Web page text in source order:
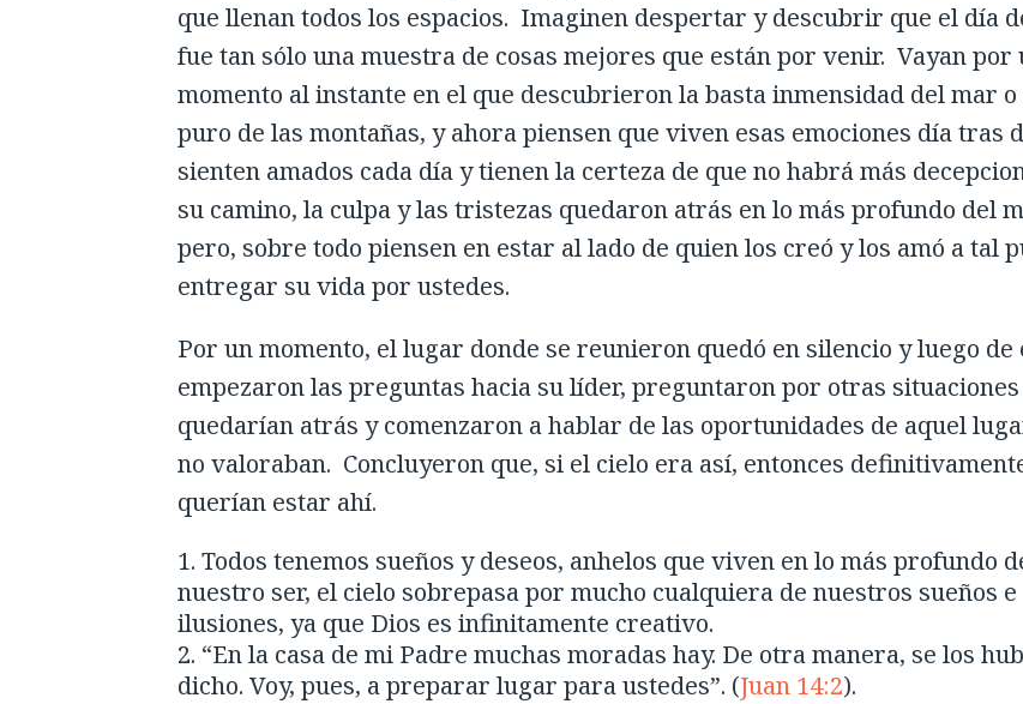
que llenan todos los espacios. Imaginen despertar y descubrir que el día
fue tan sólo una muestra de cosas mejores que están por venir. Vayan por
momento al instante en el que descubrieron la basta inmensidad del mar
puro de las montañas, y ahora piensen que viven esas emociones día tras
sienten amados cada día y tienen la certeza de que no habrá más
su camino, la culpa y las tristezas quedaron atrás en lo más profundo del
pero, sobre todo piensen en estar al lado de quien los creó y los amó a tal
entregar su vida por ustedes.
Por un momento, el lugar donde se reunieron quedó en silencio y luego de
empezaron las preguntas hacia su líder, preguntaron por otras
quedarían atrás y comenzaron a hablar de las oportunidades de aquel
no valoraban. Concluyeron que, si el cielo era así, entonces
querían estar ahí.
Todos tenemos sueños y deseos, anhelos que viven en lo más profundo
nuestro ser, el cielo sobrepasa por mucho cualquiera de nuestros sueños e
ilusiones, ya que Dios es infinitamente creativo.
“En la casa de mi Padre muchas moradas hay. De otra manera, se los
dicho. Voy, pues, a preparar lugar para ustedes”. (Juan 14:2).